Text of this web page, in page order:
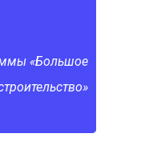
«Большое